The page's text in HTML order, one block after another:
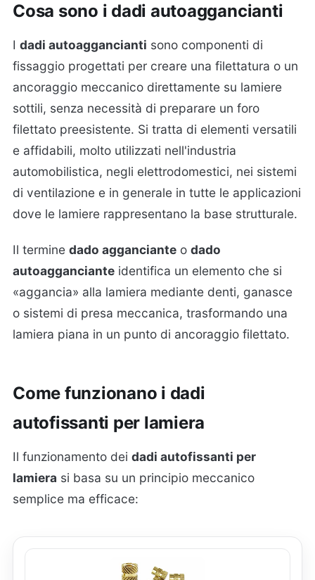
Cosa sono i dadi autoaggancianti
I dadi autoaggancianti sono componenti di
fissaggio progettati per creare una filettatura o un
ancoraggio meccanico direttamente su lamiere
sottili, senza necessità di preparare un foro
filettato preesistente. Si tratta di elementi versatili
e affidabili, molto utilizzati nell'industria
automobilistica, negli elettrodomestici, nei sistemi
di ventilazione e in generale in tutte le applicazioni
dove le lamiere rappresentano la base strutturale.
Il termine dado agganciante o dado
autoagganciante identifica un elemento che si
«aggancia» alla lamiera mediante denti, ganasce
o sistemi di presa meccanica, trasformando una
lamiera piana in un punto di ancoraggio filettato.
Come funzionano i dadi
autofissanti per lamiera
Il funzionamento dei dadi autofissanti per
lamiera si basa su un principio meccanico
semplice ma efficace: